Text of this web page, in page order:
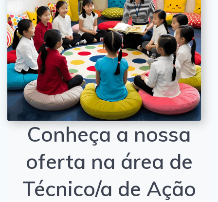
Conheça a nossa
oferta na área de
Técnico/a de Ação